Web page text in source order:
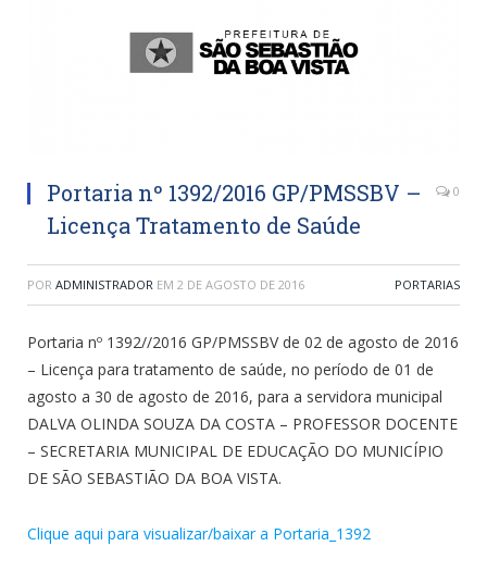
Portaria nº 1392/2016 GP/PMSSBV –
Licença Tratamento de Saúde
0
POR ADMINISTRADOR EM 2 DE AGOSTO DE 2016 PORTARIAS
Portaria nº 1392//2016 GP/PMSSBV de 02 de agosto de 2016
– Licença para tratamento de saúde, no período de 01 de
agosto a 30 de agosto de 2016, para a servidora municipal
DALVA OLINDA SOUZA DA COSTA – PROFESSOR DOCENTE
– SECRETARIA MUNICIPAL DE EDUCAÇÃO DO MUNICÍPIO
DE SÃO SEBASTIÃO DA BOA VISTA.
Clique aqui para visualizar/baixar a Portaria_1392